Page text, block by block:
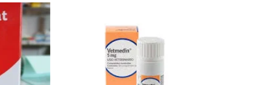
Añadir
a la
lista
de
deseos